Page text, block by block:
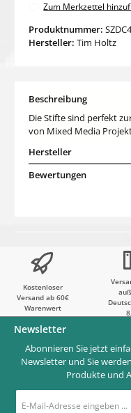
Zum Merkzettel
Produktnummer:
Hersteller: Tim Holtz
Beschreibung
Die Stifte sind perfekt
von Mixed Media
Hersteller
Bewertungen
Kostenloser
Versand ab 60€
Warenwert
Newsletter
Abonnieren Sie jetzt
Newsletter und Sie
Produkte und
Mail-